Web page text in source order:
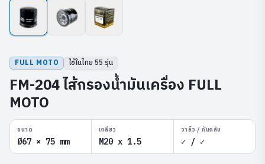
FULL MOTO ใช้ในไทย55 รุ่น
FM-204 ไส้กรองน้ำมันเครื่อง FULL
MOTO
ขนาด
Ø67 × 75 mm
เกลียว
M20 x 1.5
วาล์ว / กันกลับ
✓ / ✓